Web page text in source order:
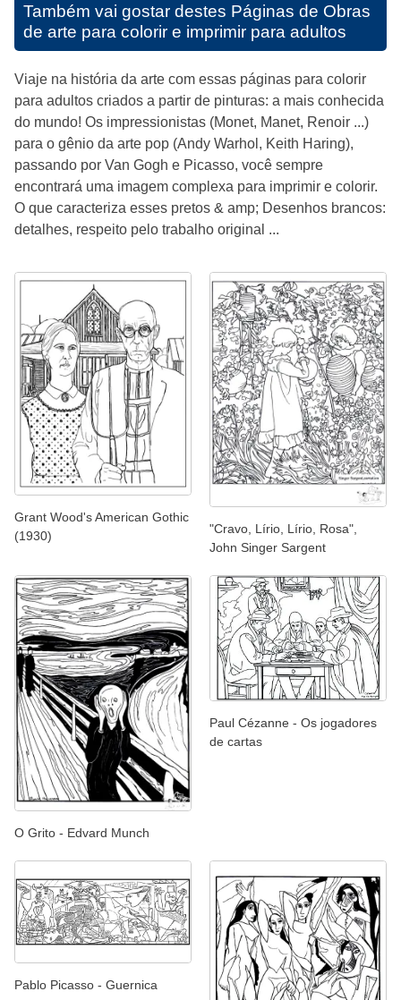
Também vai gostar destes Páginas de Obras
de arte para colorir e imprimir para adultos
Viaje na história da arte com essas páginas para colorir
para adultos criados a partir de pinturas: a mais conhecida
do mundo! Os impressionistas (Monet, Manet, Renoir ...)
para o gênio da arte pop (Andy Warhol, Keith Haring),
passando por Van Gogh e Picasso, você sempre
encontrará uma imagem complexa para imprimir e colorir.
O que caracteriza esses pretos & amp; Desenhos brancos:
detalhes, respeito pelo trabalho original ...
Grant Wood's American Gothic
(1930)
"Cravo, Lírio, Lírio, Rosa",
John Singer Sargent
O Grito - Edvard Munch
Paul Cézanne - Os jogadores
de cartas
Pablo Picasso - Guernica